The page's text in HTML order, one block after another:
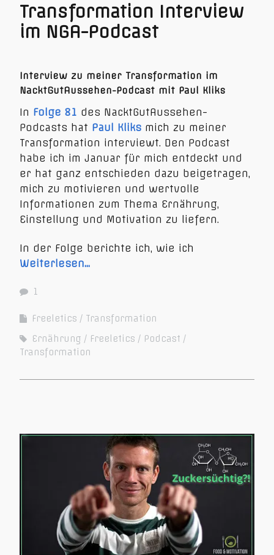
Transformation Interview
im NGA-Podcast
Interview zu meiner Transformation im
NacktGutAussehen-Podcast mit Paul Kliks
In Folge 81 des NacktGutAussehen-
Podcasts hat Paul Kliks mich zu meiner
Transformation interviewt. Den Podcast
habe ich im Januar für mich entdeckt und
er hat ganz entschieden dazu beigetragen,
mich zu motivieren und wertvolle
Informationen zum Thema Ernährung,
Einstellung und Motivation zu liefern.
In der Folge berichte ich, wie ich
Weiterlesen…
1
Freeletics
Transformation
Ernährung
Freeletics
Podcast
Transformation